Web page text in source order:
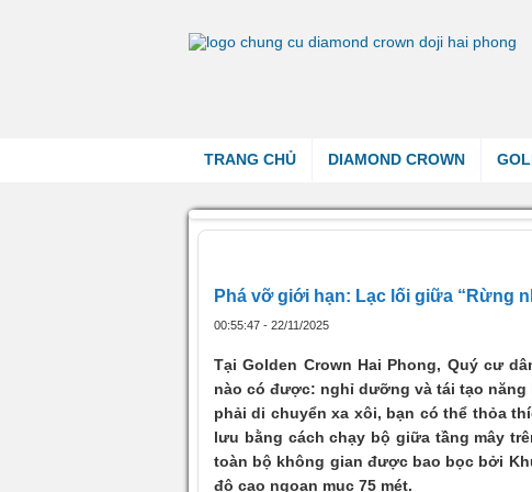
TRANG CHỦ DIAMOND CROWN
Phá vỡ giới hạn: Lạc lối giữa “Rừng
00:55:47 - 22/11/2025
Tại Golden Crown Hai Phong, Quý cư
nào có được: nghỉ dưỡng và tái tạo năng
phải di chuyển xa xôi, bạn có thể thỏa
lưu bằng cách chạy bộ giữa tầng mây
toàn bộ không gian được bao bọc bởi
độ cao ngoạn mục 75 mét.